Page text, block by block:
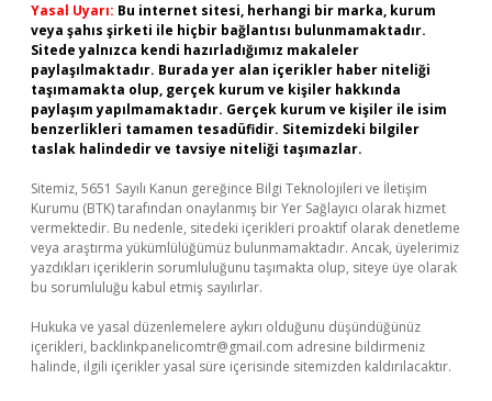
Yasal Uyarı: Bu internet sitesi, herhangi bir marka, kurum
veya şahıs şirketi ile hiçbir bağlantısı bulunmamaktadır.
Sitede yalnızca kendi hazırladığımız makaleler
paylaşılmaktadır. Burada yer alan içerikler haber niteliği
taşımamakta olup, gerçek kurum ve kişiler hakkında
paylaşım yapılmamaktadır. Gerçek kurum ve kişiler ile isim
benzerlikleri tamamen tesadüfidir. Sitemizdeki bilgiler
taslak halindedir ve tavsiye niteliği taşımazlar.
Sitemiz, 5651 Sayılı Kanun gereğince Bilgi Teknolojileri ve İletişim
Kurumu (BTK) tarafından onaylanmış bir Yer Sağlayıcı olarak hizmet
vermektedir. Bu nedenle, sitedeki içerikleri proaktif olarak denetleme
veya araştırma yükümlülüğümüz bulunmamaktadır. Ancak, üyelerimiz
yazdıkları içeriklerin sorumluluğunu taşımakta olup, siteye üye olarak
bu sorumluluğu kabul etmiş sayılırlar.
Hukuka ve yasal düzenlemelere aykırı olduğunu düşündüğünüz
içerikleri, backlinkpanelicomtr@gmail.com adresine bildirmeniz
halinde, ilgili içerikler yasal süre içerisinde sitemizden kaldırılacaktır.